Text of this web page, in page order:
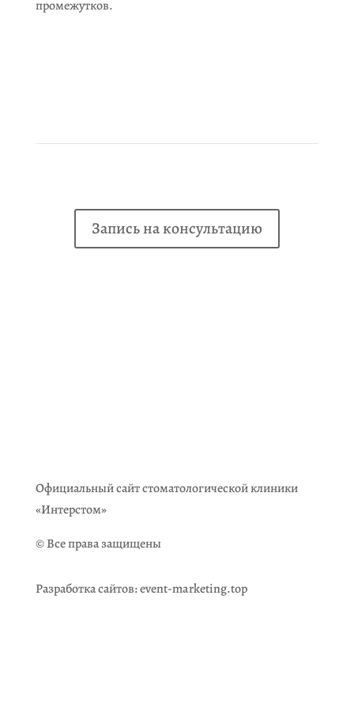
промежутков.
Запись на консультацию
Официальный сайт стоматологической клиники
«Интерстом»
© Все права защищены
Разработка сайтов:event-marketing.top